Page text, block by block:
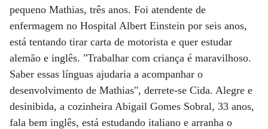
pequeno Mathias, três anos. Foi atendente de
enfermagem no Hospital Albert Einstein por seis anos,
está tentando tirar carta de motorista e quer estudar
alemão e inglês. "Trabalhar com criança é maravilhoso.
Saber essas línguas ajudaria a acompanhar o
desenvolvimento de Mathias", derrete-se Cida. Alegre e
desinibida, a cozinheira Abigail Gomes Sobral, 33 anos,
fala bem inglês, está estudando italiano e arranha o